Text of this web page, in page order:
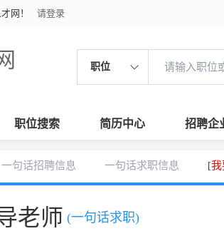
网！ 请登录
职位
职位搜索 简历中心 招聘企
一句话招聘信息 一句话求职信息 [我
老师 (一句话求职)